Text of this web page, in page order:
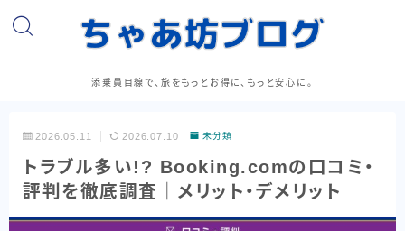
添乗員目線で、旅をもっとお得に、もっと安心に。
2026.05.11 2026.07.10 未分類
トラブル多い!? Booking.comの口コミ・
評判を徹底調査｜メリット・デメリット